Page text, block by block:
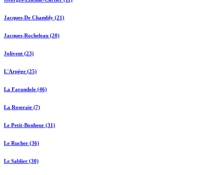
Jacques-De Chambly (21)
Jacques-Rocheleau (20)
Jolivent (23)
L'Arpège (25)
La Farandole (46)
La Roseraie (7)
Le Petit-Bonheur (31)
Le Rucher (36)
Le Sablier (30)